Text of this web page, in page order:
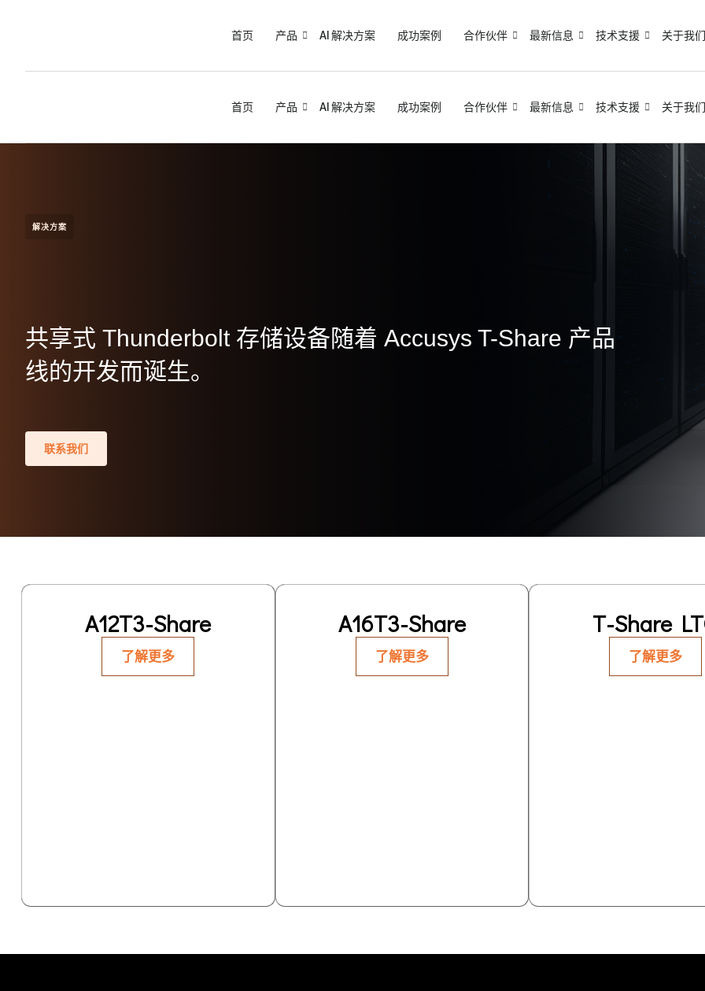
首页 产品 AI 解决方案 成功案例 合作伙伴 最新信息 技术支援 关于我
首页 产品 AI 解决方案 成功案例 合作伙伴 最新信息 技术支援 关于我
解决方案
共享式 Thunderbolt 存储设备随着 Accusys T-Share 产品
线的开发而诞生。
联系我们
A12T3-Share
了解更多
A16T3-Share
了解更多
T-Share
了解更多